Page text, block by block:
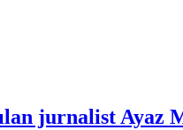
jurnalist Ayaz